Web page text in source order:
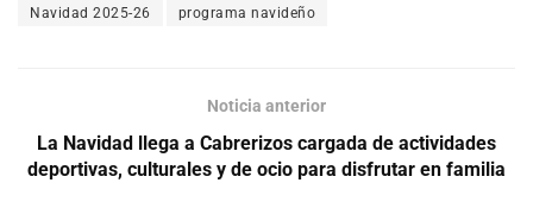
Navidad 2025-26 programa navideño
Noticia anterior
La Navidad llega a Cabrerizos cargada de actividades
deportivas, culturales y de ocio para disfrutar en familia